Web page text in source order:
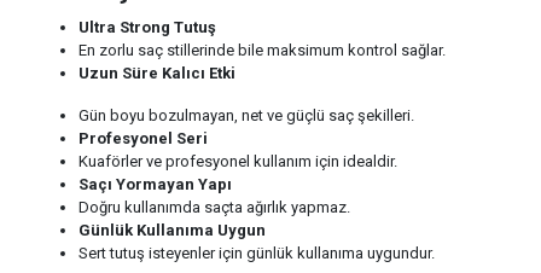
Ultra Strong Tutuş
En zorlu saç stillerinde bile maksimum kontrol sağlar.
Uzun Süre Kalıcı Etki
Gün boyu bozulmayan, net ve güçlü saç şekilleri.
Profesyonel Seri
Kuaförler ve profesyonel kullanım için idealdir.
Saçı Yormayan Yapı
Doğru kullanımda saçta ağırlık yapmaz.
Günlük Kullanıma Uygun
Sert tutuş isteyenler için günlük kullanıma uygundur.